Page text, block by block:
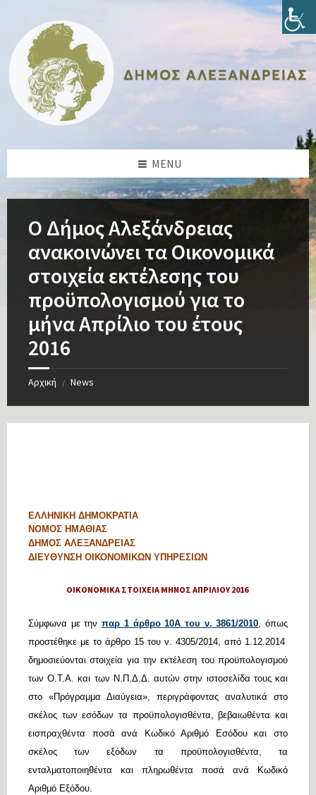
content
sidebar
sidebar
footer
MENU
Ο Δήμος Αλεξάνδρειας
ανακοινώνει τα Οικονομικά
στοιχεία εκτέλεσης του
προϋπολογισμού για το
μήνα Απρίλιο του έτους
2016
Αρχική / News
ΕΛΛΗΝΙΚΗ ΔΗΜΟΚΡΑΤΙΑ
ΝΟΜΟΣ ΗΜΑΘΙΑΣ
ΔΗΜΟΣ ΑΛΕΞΑΝΔΡΕΙΑΣ
ΔΙΕΥΘΥΝΣΗ ΟΙΚΟΝΟΜΙΚΩΝ ΥΠΗΡΕΣΙΩΝ
ΟΙΚΟΝΟΜΙΚΑ ΣΤΟΙΧΕΙΑ ΜΗΝΟΣ ΑΠΡΙΛΙΟΥ 2016
Σύμφωνα με τηνπαρ 1 άρθρο 10Α του ν. 3861/2010, όπως
προστέθηκε με το άρθρο 15 του ν. 4305/2014, από 1.12.2014
δημοσιεύονται στοιχεία για την εκτέλεση του προϋπολογισμού
των Ο.Τ.Α. και των Ν.Π.Δ.Δ. αυτών στην ιστοσελίδα τους και
στο «Πρόγραμμα Διαύγεια», περιγράφοντας αναλυτικά στο
σκέλος των εσόδων τα προϋπολογισθέντα, βεβαιωθέντα και
εισπραχθέντα ποσά ανά Κωδικό Αριθμό Εσόδου και στο
σκέλος των εξόδων τα προϋπολογισθέντα, τα
ενταλματοποιηθέντα και πληρωθέντα ποσά ανά Κωδικό
Αριθμό Εξόδου.